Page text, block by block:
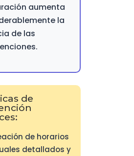
aumenta
la
de las
de
de horarios
detallados y